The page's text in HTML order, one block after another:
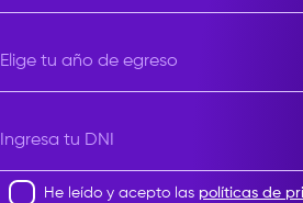
Elige tu año de egreso
Ingresa tu DNI
He leído y acepto las políticas de